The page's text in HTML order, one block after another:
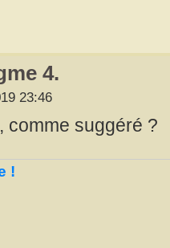
4.
23:46
comme suggéré ?
!